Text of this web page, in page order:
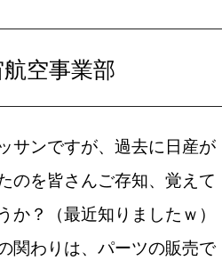
空事業部
サンですが、過去に日産が
のを皆さんご存知、覚えて
か？（最近知りましたｗ）
関わりは、パーツの販売で